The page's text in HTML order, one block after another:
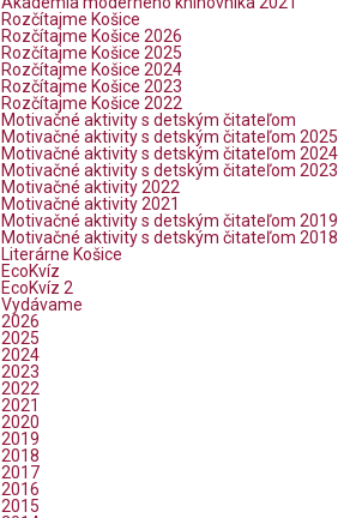
Rozčítajme Košice
Rozčítajme Košice 2026
Rozčítajme Košice 2025
Rozčítajme Košice 2024
Rozčítajme Košice 2023
Rozčítajme Košice 2022
Motivačné aktivity s detským čitateľom
Motivačné aktivity s detským čitateľom 2025
Motivačné aktivity s detským čitateľom 2024
Motivačné aktivity s detským čitateľom 2023
Motivačné aktivity 2022
Motivačné aktivity 2021
Motivačné aktivity s detským čitateľom 2019
Motivačné aktivity s detským čitateľom 2018
Literárne Košice
EcoKvíz
EcoKvíz 2
Vydávame
2026
2025
2024
2023
2022
2021
2020
2019
2018
2017
2016
2015